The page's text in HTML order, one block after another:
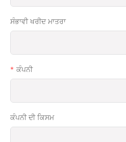
ਸੰਭਾਵੀ ਖਰੀਦ ਮਾਤਰਾ
ਕੰਪਨੀ
ਕੰਪਨੀ ਦੀ ਕਿਸਮ